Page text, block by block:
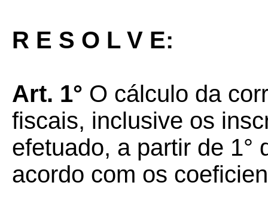
R E S O L V E:
Art. 1° O cálculo da
fiscais, inclusive os
efetuado, a partir de 1°
acordo com os